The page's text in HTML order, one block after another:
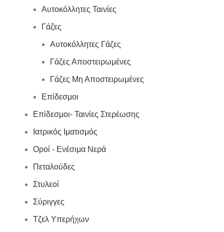
Αυτοκόλλητες Ταινίες
Γάζες
Αυτοκόλλητες Γάζες
Γάζες Αποστειρωμένες
Γάζες Μη Αποστειρωμένες
Επίδεσμοι
Επίδεσμοι- Ταινίες Στερέωσης
Ιατρικός Ιματισμός
Οροί - Ενέσιμα Νερά
Πεταλούδες
Στυλεοί
Σύριγγες
Τζελ Υπερήχων